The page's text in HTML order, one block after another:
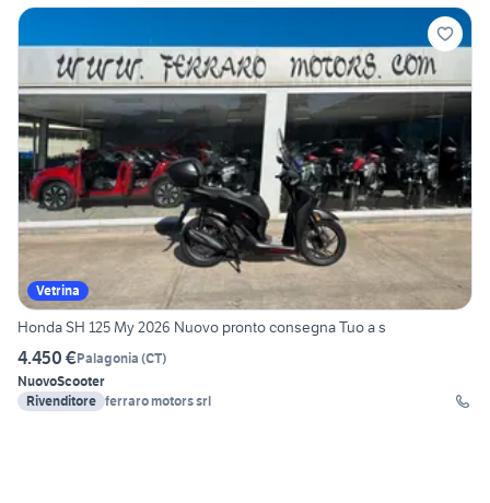
Vetrina
Honda SH 125 My 2026 Nuovo pronto consegna Tuo a s
4.450 €Palagonia (CT)
NuovoScooter
Rivenditore ferraro motors srl